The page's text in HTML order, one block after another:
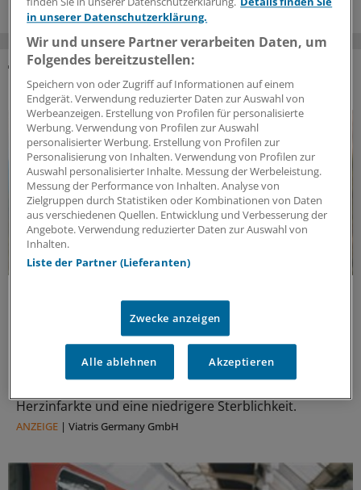
DAS KÖNNTE SIE AUCH INTERESSIEREN
Grippeimpfung bei Diabetes: Risiko für Folgen
Influenza bedeutet für Diabetiker ein ernstes
kardiovaskuläres Risiko. Registerstudien zeigen:
Herzinfarkte und eine niedrigere Sterblichkeit.
ANZEIGE | Viatris Germany GmbH
in unserer Datenschutzerklärung.
Wir und unsere Partner verarbeiten Daten, um
Folgendes bereitzustellen:
Speichern von oder Zugriff auf Informationen auf einem
Endgerät. Verwendung reduzierter Daten zur Auswahl von
Werbeanzeigen. Erstellung von Profilen für personalisierte
Werbung. Verwendung von Profilen zur Auswahl
personalisierter Werbung. Erstellung von Profilen zur
Personalisierung von Inhalten. Verwendung von Profilen zur
Auswahl personalisierter Inhalte. Messung der Werbeleistung.
Messung der Performance von Inhalten. Analyse von
Zielgruppen durch Statistiken oder Kombinationen von Daten
aus verschiedenen Quellen. Entwicklung und Verbesserung der
Angebote. Verwendung reduzierter Daten zur Auswahl von
Inhalten.
Liste der Partner (Lieferanten)
Zwecke anzeigen
Alle ablehnen Akzeptieren